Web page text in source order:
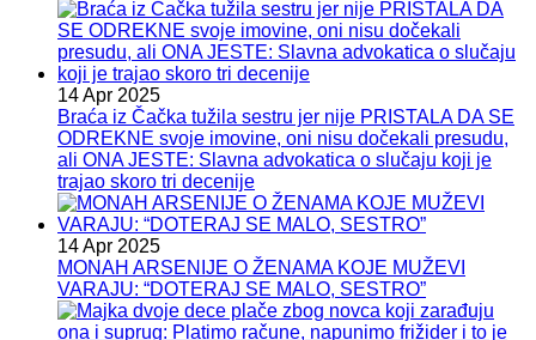
14 Apr 2025
Braća iz Čačka tužila sestru jer nije PRISTALA DA SE
ODREKNE svoje imovine, oni nisu dočekali presudu,
ali ONA JESTE: Slavna advokatica o slučaju koji je
trajao skoro tri decenije
14 Apr 2025
MONAH ARSENIJE O ŽENAMA KOJE MUŽEVI
VARAJU: “DOTERAJ SE MALO, SESTRO”